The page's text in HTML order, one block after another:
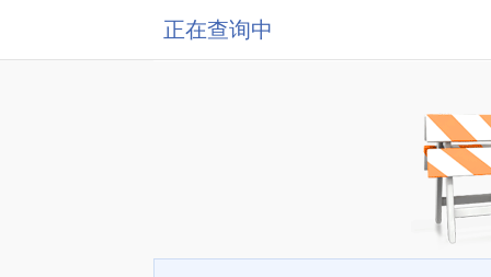
正在查询中